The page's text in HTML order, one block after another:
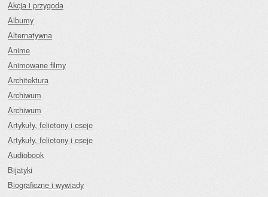
Akcja i przygoda
Albumy
Alternatywna
Anime
Animowane filmy
Architektura
Archiwum
Archiwum
Artykuły, felietony i eseje
Artykuły, felietony i eseje
Audiobook
Bijatyki
Biograficzne i wywiady